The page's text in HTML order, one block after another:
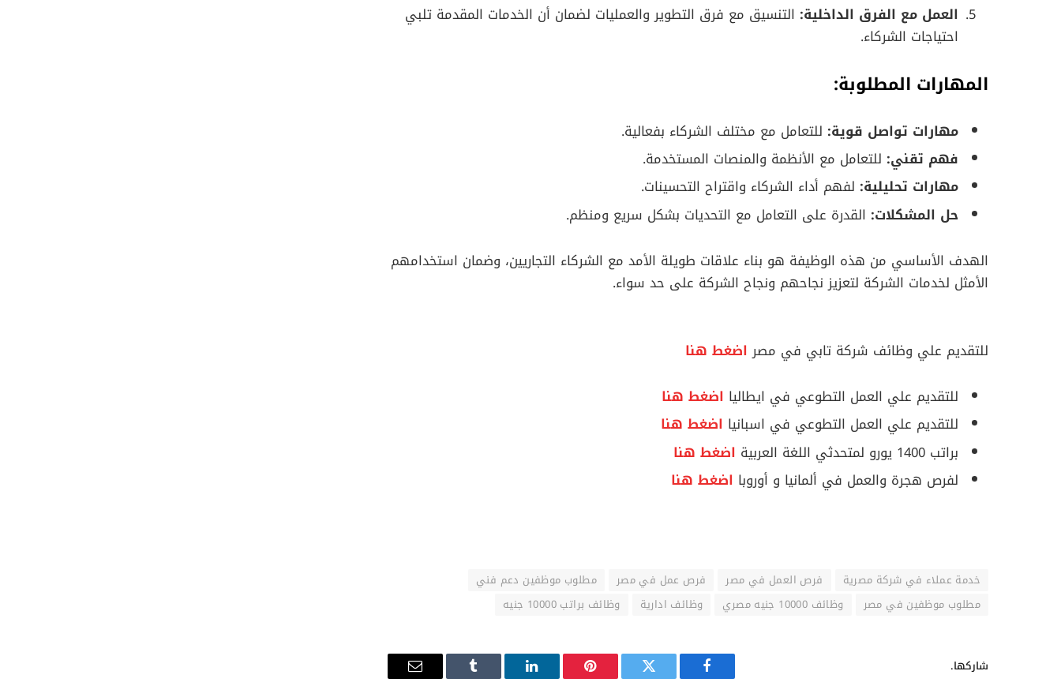
العمل مع الفرق الداخلية: التنسيق مع فرق التطوير والعمليات لضمان أن الخدمات المقدمة تلبي
احتياجات الشركاء.
المهارات المطلوبة:
مهارات تواصل قوية: للتعامل مع مختلف الشركاء بفعالية.
فهم تقني: للتعامل مع الأنظمة والمنصات المستخدمة.
مهارات تحليلية: لفهم أداء الشركاء واقتراح التحسينات.
حل المشكلات: القدرة على التعامل مع التحديات بشكل سريع ومنظم.
الهدف الأساسي من هذه الوظيفة هو بناء علاقات طويلة الأمد مع الشركاء التجاريين، وضمان استخدامهم
الأمثل لخدمات الشركة لتعزيز نجاحهم ونجاح الشركة على حد سواء.
للتقديم علي وظائف شركة تابي في مصراضغط هنا
للتقديم علي العمل التطوعي في ايطاليا اضغط هنا
للتقديم علي العمل التطوعي في اسبانيا اضغط هنا
براتب 1400 يورو لمتحدثي اللغة العربية
اضغط هنا
لفرص هجرة والعمل في ألمانيا و أوروبا اضغط هنا
خدمة عملاء في شركة مصرية فرص العمل في مصر فرص عمل في مصر
مطلوب موظفين دعم فني
مطلوب موظفين في مصر
وظائف 10000 جنيه مصري وظائف ادارية وظائف براتب 10000 جنيه
شاركها.
فيسبوك تويتر بينتيريستلينكدإن Tumblr
البريد